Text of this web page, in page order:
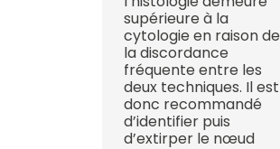
supérieure à la
cytologie en raison de
la discordance
fréquente entre les
deux techniques. Il est
donc recommandé
d’identifier puis
d’extirper le nœud